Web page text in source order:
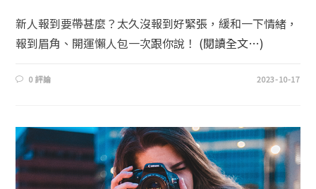
新人報到要帶甚麼？太久沒報到好緊張，緩和一下情緒，
報到眉角、開運懶人包一次跟你說！ (閱讀全文…)
0 評論 2023-10-17